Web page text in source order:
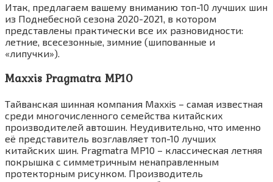
Итак, предлагаем вашему вниманию топ-10 лучших шин
из Поднебесной сезона 2020-2021, в котором
представлены практически все их разновидности:
летние, всесезонные, зимние (шипованные и
«липучки»).
Maxxis Pragmatra MP10
Тайванская шинная компания Maxxis – самая известная
среди многочисленного семейства китайских
производителей автошин. Неудивительно, что именно
её представитель возглавляет топ-10 лучших
китайских шин. Pragmatra MP10 – классическая летняя
покрышка с симметричным ненаправленным
протекторным рисунком. Производитель